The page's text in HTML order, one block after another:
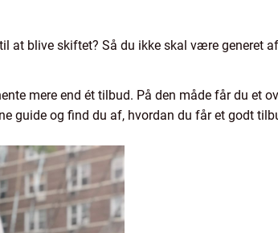
at blive skiftet? Så du ikke skal være generet
mere end ét tilbud. På den måde får du et
guide og find du af, hvordan du får et godt